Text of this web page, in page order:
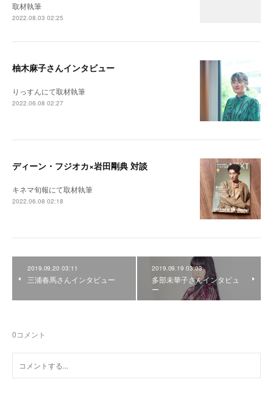
取材執筆
2022.08.03 02:25
柚木麻子さんインタビュー
りっすんにて取材執筆
2022.06.08 02:27
ディーン・フジオカ×岩田剛典 対談
キネマ旬報にて取材執筆
2022.06.08 02:18
2019.09.20 03:11
三浦春馬さんインタビュー
2019.09.19 03:03
多部未華子さんインタビュ
ー
0コメント